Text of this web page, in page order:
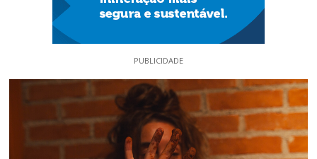
PUBLICIDADE